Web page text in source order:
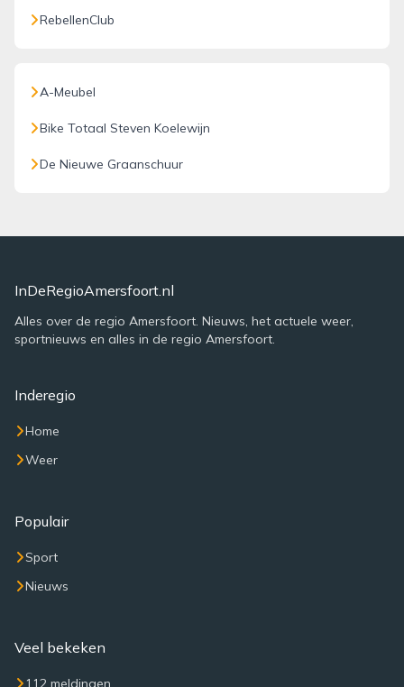
RebellenClub
A-Meubel
Bike Totaal Steven Koelewijn
De Nieuwe Graanschuur
InDeRegioAmersfoort.nl
Alles over de regio Amersfoort. Nieuws, het actuele weer,
sportnieuws en alles in de regio Amersfoort.
Inderegio
Home
Weer
Populair
Sport
Nieuws
Veel bekeken
112 meldingen